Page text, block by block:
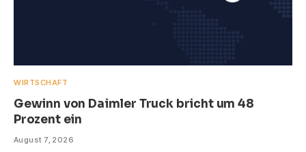
WIRTSCHAFT
Gewinn von Daimler Truck bricht um 48
Prozent ein
August 7, 2026